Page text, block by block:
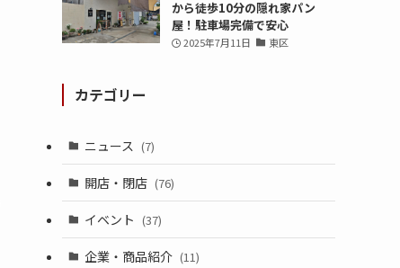
から徒歩10分の隠れ家パン
屋！駐車場完備で安心
2025年7月11日 東区
カテゴリー
ニュース (7)
開店・閉店 (76)
イベント (37)
企業・商品紹介 (11)